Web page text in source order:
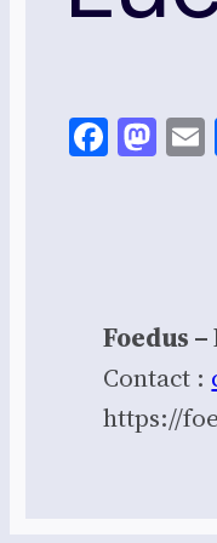
Foedus
Contact :
https://